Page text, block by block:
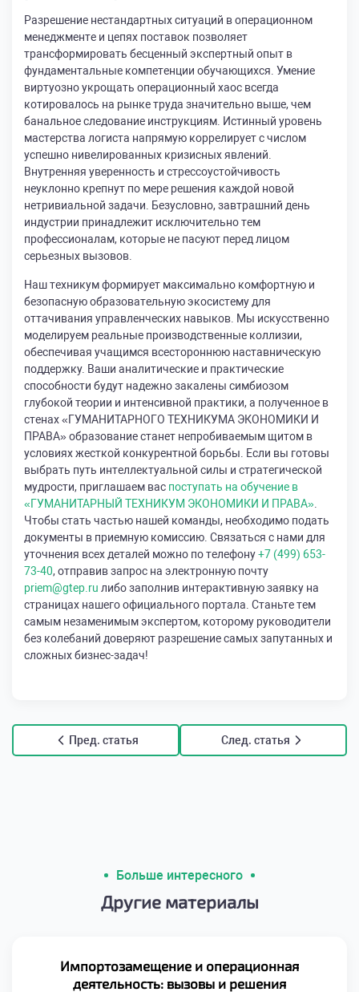
Разрешение нестандартных ситуаций в операционном
менеджменте и цепях поставок позволяет
трансформировать бесценный экспертный опыт в
фундаментальные компетенции обучающихся. Умение
виртуозно укрощать операционный хаос всегда
котировалось на рынке труда значительно выше, чем
банальное следование инструкциям. Истинный уровень
мастерства логиста напрямую коррелирует с числом
успешно нивелированных кризисных явлений.
Внутренняя уверенность и стрессоустойчивость
неуклонно крепнут по мере решения каждой новой
нетривиальной задачи. Безусловно, завтрашний день
индустрии принадлежит исключительно тем
профессионалам, которые не пасуют перед лицом
серьезных вызовов.
Наш техникум формирует максимально комфортную и
безопасную образовательную экосистему для
оттачивания управленческих навыков. Мы искусственно
моделируем реальные производственные коллизии,
обеспечивая учащимся всестороннюю наставническую
поддержку. Ваши аналитические и практические
способности будут надежно закалены симбиозом
глубокой теории и интенсивной практики, а полученное в
стенах «ГУМАНИТАРНОГО ТЕХНИКУМА ЭКОНОМИКИ И
ПРАВА» образование станет непробиваемым щитом в
условиях жесткой конкурентной борьбы. Если вы готовы
выбрать путь интеллектуальной силы и стратегической
мудрости, приглашаем вас поступать на обучение в
«ГУМАНИТАРНЫЙ ТЕХНИКУМ ЭКОНОМИКИ И ПРАВА»
Чтобы стать частью нашей команды, необходимо подать
документы в приемную комиссию. Связаться с нами для
уточнения всех деталей можно по телефону+7 (499) 653-
73-40, отправив запрос на электронную почту
priem@gtep.ru либо заполнив интерактивную заявку на
страницах нашего официального портала. Станьте тем
самым незаменимым экспертом, которому руководители
без колебаний доверяют разрешение самых запутанных и
сложных бизнес-задач!
Пред. статья След. статья
Больше интересного
Другие материалы
Импортозамещение и операционная
деятельность: вызовы и решения